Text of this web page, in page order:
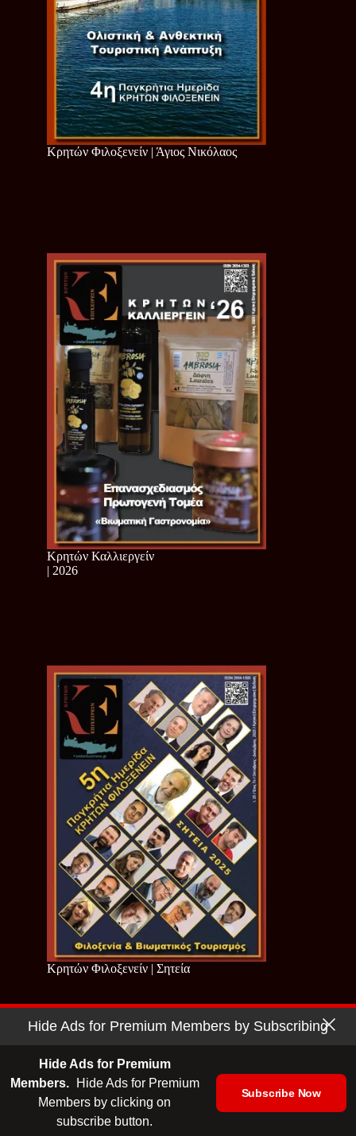
Κρητών Φιλοξενείν | Άγιος Νικόλαος
Κρητών Καλλιεργείν
| 2026
Κρητών Φιλοξενείν | Σητεία
Copyright © 2026 - Cretan Business | Κρητών Επιχειρείν
| Ταυτότητα | Media Kit
Hide Ads for Premium Members by Subscribing
Hide Ads for Premium
Members.
Hide Ads for Premium
Members by clicking on
subscribe button.
Subscribe Now